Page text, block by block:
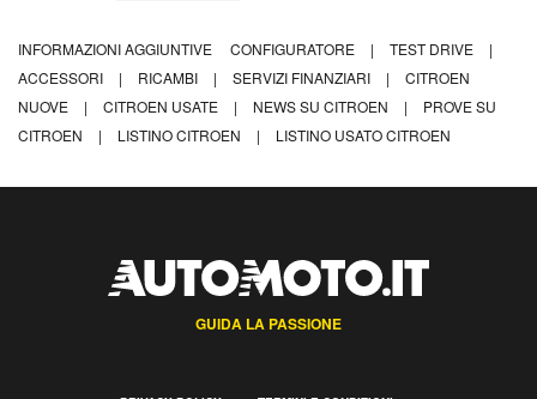
INFORMAZIONI AGGIUNTIVE CONFIGURATORE | TEST DRIVE
|
ACCESSORI
| RICAMBI | SERVIZI FINANZIARI |
CITROEN
NUOVE
| CITROEN USATE | NEWS SU CITROEN |
PROVE SU
CITROEN
| LISTINO CITROEN | LISTINO USATO CITROEN
GUIDA LA PASSIONE